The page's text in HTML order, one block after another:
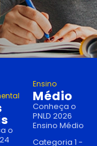
o
Ensino
Médio
Conheça o
PNLD 2026
Ensino Médio
Categoria 1 -